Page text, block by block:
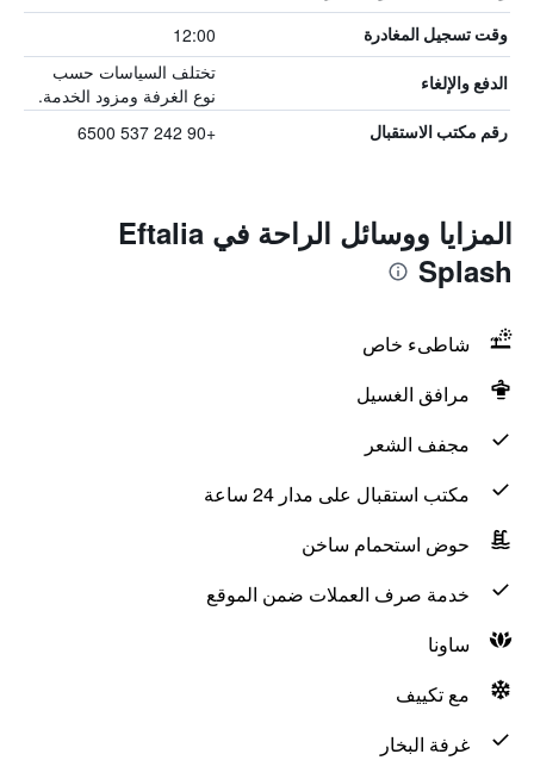
وقت تسجيل المغادرة 12:00
الدفع والإلغاء
تختلف السياسات حسب
نوع الغرفة ومزود الخدمة.
رقم مكتب الاستقبال +90 242 537 6500
المزايا ووسائل الراحة في Eftalia
Splash
شاطىء خاص
مرافق الغسيل
مجفف الشعر
مكتب استقبال على مدار 24 ساعة
حوض استحمام ساخن
خدمة صرف العملات ضمن الموقع
ساونا
مع تكييف
غرفة البخار